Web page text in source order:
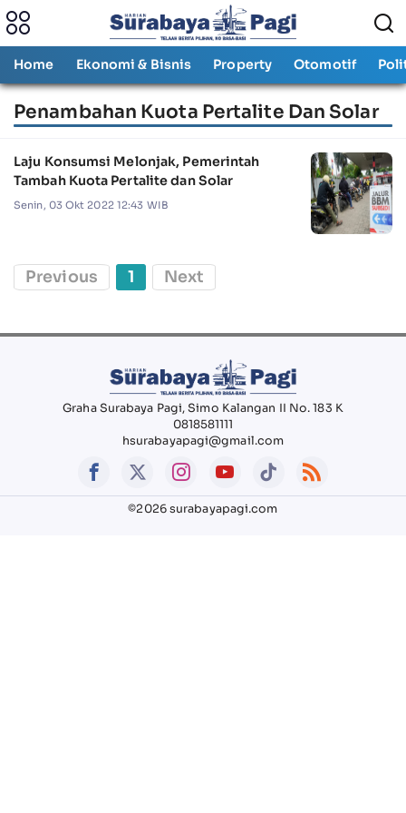
Home Ekonomi & Bisnis Property Otomotif
Penambahan Kuota Pertalite Dan Solar
Laju Konsumsi Melonjak, Pemerintah
Tambah Kuota Pertalite dan Solar
Senin, 03 Okt 2022 12:43 WIB
Previous 1 Next
Graha Surabaya Pagi, Simo Kalangan II No. 183 K
0818581111
hsurabayapagi@gmail.com
©2026 surabayapagi.com